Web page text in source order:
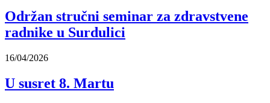
Održan stručni seminar za zdravstvene
radnike u Surdulici
16/04/2026
U susret 8. Martu